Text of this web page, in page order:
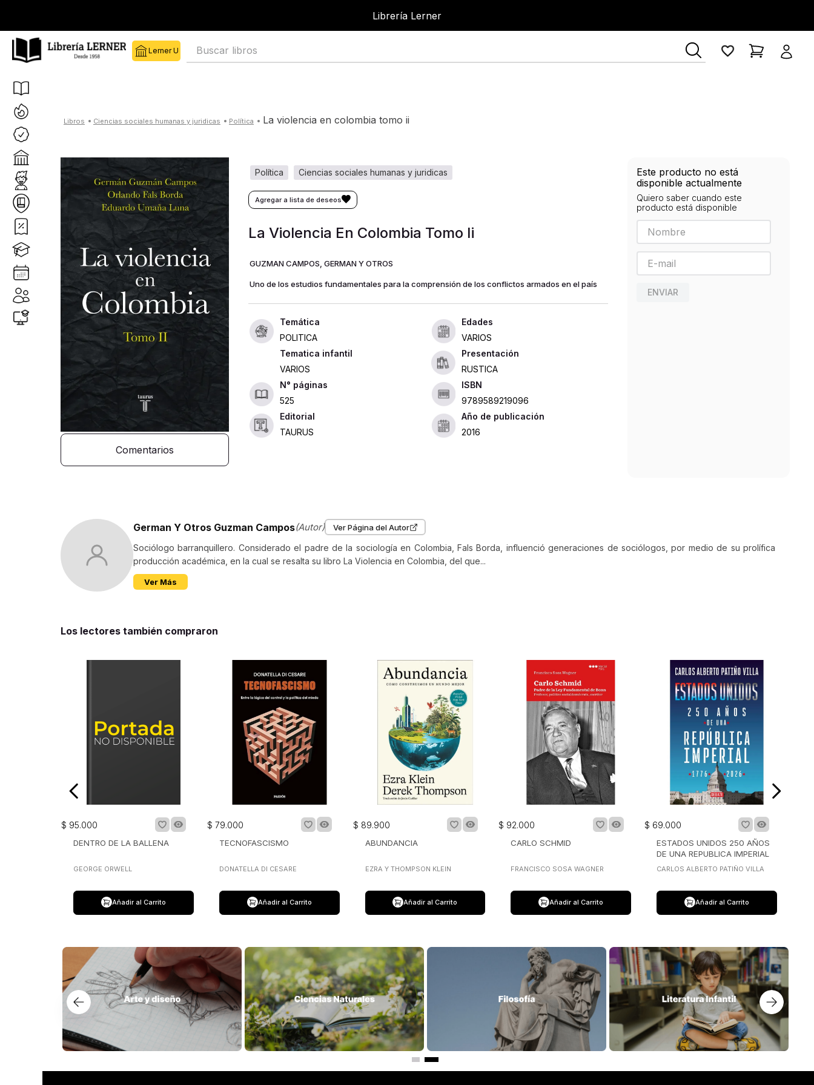
Librería Lerner
Buscar libros
ciencias sociales humanas y juridicas política la violencia en colombia tomo ii
Comentarios
ciencias sociales humanas y juridicas
política
La Violencia En Colombia Tomo Ii
GUZMAN CAMPOS, GERMAN Y OTROS
Uno de los estudios fundamentales para la comprensión de los conflictos armados en el país
POLITICA
Edades
VARIOS
Tematica infantil
VARIOS
Presentación
RUSTICA
525
ISBN
9789589219096
Editorial
TAURUS
Año de publicación
2016
Este producto no está
disponible actualmente
Quiero saber cuando este
producto está disponible
ENVIAR
German Y Otros Guzman Campos(Autor) Ver Página del Autor
Sociólogo barranquillero. Considerado el padre de la sociología en Colombia, Fals Borda, influenció generaciones de sociólogos, por medio de su prolífica
producción académica, en la cual se resalta su libro La Violencia en Colombia, del que...
Ver Más
Los lectores también compraron
$ 95.000
DENTRO DE LA BALLENA
GEORGE ORWELL
Añadir al Carrito
$ 79.000
TECNOFASCISMO
DONATELLA DI CESARE
Añadir al Carrito
$ 89.900
ABUNDANCIA
EZRA Y THOMPSON KLEIN
Añadir al Carrito
$ 92.000
CARLO SCHMID
FRANCISCO SOSA WAGNER
Añadir al Carrito
$ 69.000
ESTADOS UNIDOS 250 AÑOS
DE UNA REPUBLICA IMPERIAL
CARLOS ALBERTO PATIÑO VILLA
Añadir al Carrito